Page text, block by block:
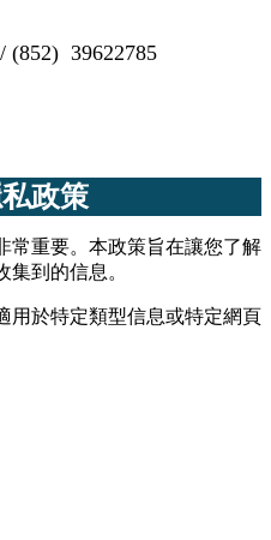
(852) 39622785
政策
常重要。本政策旨在讓您了解
到的信息。
用於特定類型信息或特定網頁